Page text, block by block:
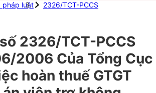
pháp luật 2326/TCT-PCCS
2326/TCT-PCCS
2006 Của Tổng Cục
hoàn thuế GTGT